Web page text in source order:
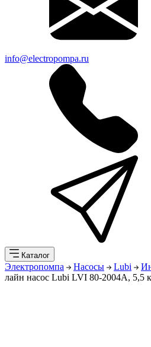
info@electropompa.ru
Каталог
Электропомпа Насосы Lubi
лайн насос Lubi LVI 80-2004A, 5,5